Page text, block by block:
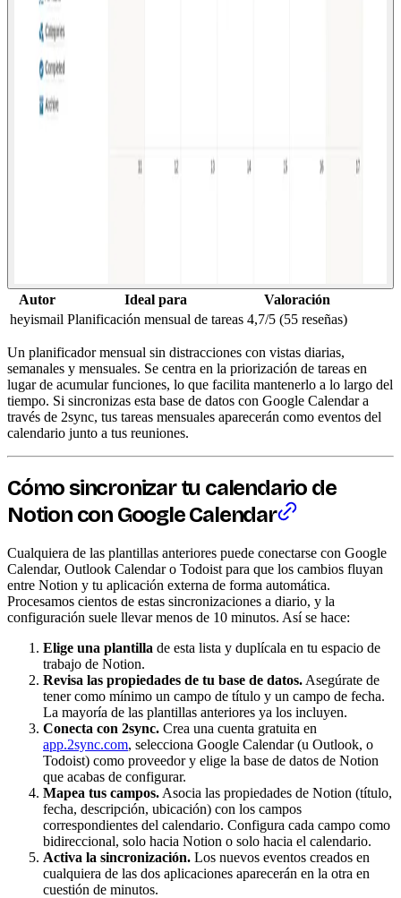
Autor Ideal para
Valoración
heyismail Planificación mensual de tareas 4,7/5 (55 reseñas)
Un planificador mensual sin distracciones con vistas diarias,
semanales y mensuales. Se centra en la priorización de tareas en
lugar de acumular funciones, lo que facilita mantenerlo a lo largo del
tiempo. Si sincronizas esta base de datos con Google Calendar a
través de 2sync, tus tareas mensuales aparecerán como eventos del
calendario junto a tus reuniones.
Cómo sincronizar tu calendario de
Notion con Google Calendar
Cualquiera de las plantillas anteriores puede conectarse con Google
Calendar, Outlook Calendar o Todoist para que los cambios fluyan
entre Notion y tu aplicación externa de forma automática.
Procesamos cientos de estas sincronizaciones a diario, y la
configuración suele llevar menos de 10 minutos. Así se hace:
Elige una plantilla de esta lista y duplícala en tu espacio de
trabajo de Notion.
Revisa las propiedades de tu base de datos. Asegúrate de
tener como mínimo un campo de título y un campo de fecha.
La mayoría de las plantillas anteriores ya los incluyen.
Conecta con 2sync. Crea una cuenta gratuita en
app.2sync.com, selecciona Google Calendar (u Outlook, o
Todoist) como proveedor y elige la base de datos de Notion
que acabas de configurar.
Mapea tus campos. Asocia las propiedades de Notion (título,
fecha, descripción, ubicación) con los campos
correspondientes del calendario. Configura cada campo como
bidireccional, solo hacia Notion o solo hacia el calendario.
Activa la sincronización. Los nuevos eventos creados en
cualquiera de las dos aplicaciones aparecerán en la otra en
cuestión de minutos.